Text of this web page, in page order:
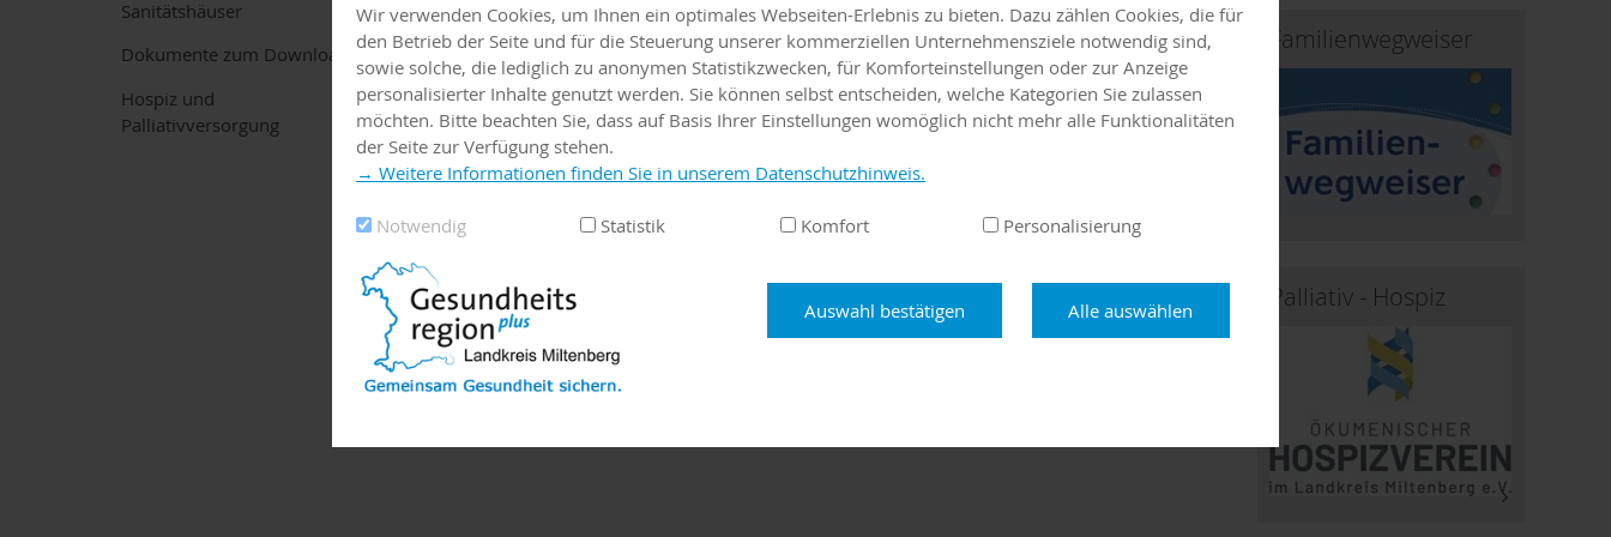
Wir verwenden Cookies, um Ihnen ein optimales Webseiten-Erlebnis zu bieten. Dazu zählen Cookies, die für
den Betrieb der Seite und für die Steuerung unserer kommerziellen Unternehmensziele notwendig sind,
sowie solche, die lediglich zu anonymen Statistikzwecken, für Komforteinstellungen oder zur Anzeige
personalisierter Inhalte genutzt werden. Sie können selbst entscheiden, welche Kategorien Sie zulassen
möchten. Bitte beachten Sie, dass auf Basis Ihrer Einstellungen womöglich nicht mehr alle Funktionalitäten
der Seite zur Verfügung stehen.
→ Weitere Informationen finden Sie in unserem Datenschutzhinweis.
Notwendig Statistik Komfort Personalisierung
Auswahl bestätigen Alle auswählen
Sanitätshäuser
Dokumente zum Download
Hospiz und
Palliativversorgung
Nord-Apotheke
Brückenstraße 25
63897 Miltenberg
09371/3130
63897
Miltenberg
09371 9895800
Familienwegweiser
Palliativ - Hospiz